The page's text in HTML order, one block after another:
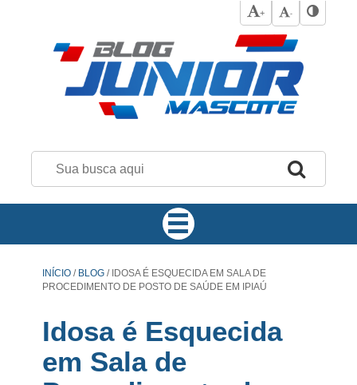
+ -
INÍCIO / BLOG /IDOSA É ESQUECIDA EM SALA DE
PROCEDIMENTO DE POSTO DE SAÚDE EM IPIAÚ
Idosa é Esquecida
em Sala de